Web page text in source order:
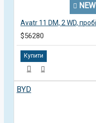
NEW
$56280
Купити
BYD